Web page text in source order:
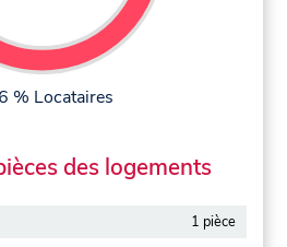
% Locataires
des logements
1 pièce